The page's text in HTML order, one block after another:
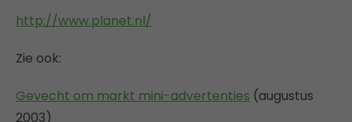
http://www.planet.nl/
Zie ook:
Gevecht om markt mini-advertenties (augustus
2003)